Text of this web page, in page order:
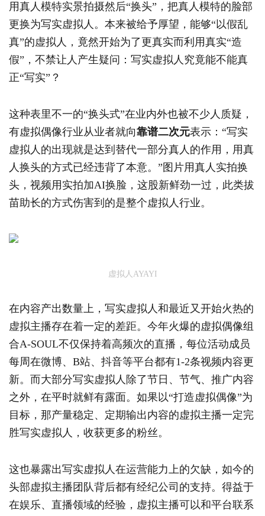
用真人模特实景拍摄然后“换头”，把真人模特的脸部
更换为写实虚拟人。本来被给予厚望，能够“以假乱
真”的虚拟人，竟然开始为了更真实而利用真实“造
假”，不禁让人产生疑问：写实虚拟人究竟能不能真
正“写实”？
这种表里不一的“换头式”在业内外也被不少人质疑，
有虚拟偶像行业从业者就向靠谱二次元表示：“写实
虚拟人的出现就是达到替代一部分真人的作用，用真
人换头的方式已经违背了本意。”图片用真人实拍换
头，视频用实拍加AI换脸，这股新鲜劲一过，此类拔
苗助长的方式伤害到的是整个虚拟人行业。
虚拟人AYAYI
在内容产出数量上，写实虚拟人和最近又开始火热的
虚拟主播存在着一定的差距。今年火爆的虚拟偶像组
合A-SOUL不仅保持着高频次的直播，每位活动成员
每周在微博、B站、抖音等平台都有1-2条视频内容更
新。而大部分写实虚拟人除了节日、节气、推广内容
之外，在平时就鲜有露面。如果以“打造虚拟偶像”为
目标，那产量稳定、定期输出内容的虚拟主播一定完
胜写实虚拟人，收获更多的粉丝。
这也暴露出写实虚拟人在运营能力上的欠缺，如今的
头部虚拟主播团队背后都有经纪公司的支持。得益于
在娱乐、直播领域的经验，虚拟主播可以和平台联系